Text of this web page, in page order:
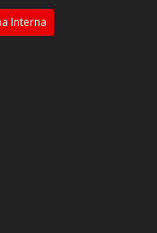
Interna